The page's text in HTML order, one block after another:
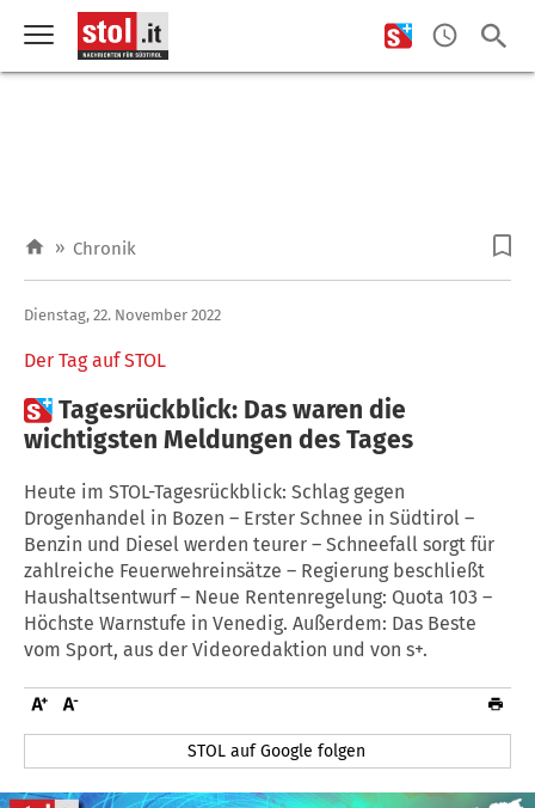
» Chronik
Der Tag auf STOL
Dienstag, 22. November 2022
Tagesrückblick: Das waren die
wichtigsten Meldungen des Tages
Heute im STOL-Tagesrückblick: Schlag gegen
Drogenhandel in Bozen – Erster Schnee in Südtirol –
Benzin und Diesel werden teurer – Schneefall sorgt für
zahlreiche Feuerwehreinsätze – Regierung beschließt
Haushaltsentwurf – Neue Rentenregelung: Quota 103 –
Höchste Warnstufe in Venedig. Außerdem: Das Beste
vom Sport, aus der Videoredaktion und von s+.
STOL auf Google folgen